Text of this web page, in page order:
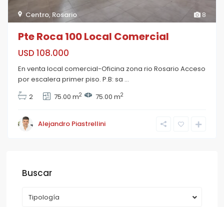
8
Centro, Rosario
Pte Roca 100 Local Comercial
USD 108.000
En venta local comercial-Oficina zona rio Rosario Acceso
por escalera primer piso. P.B: sa ...
2
75.00 m2 75.00 m2
Alejandro Piastrellini
Buscar
Tipología